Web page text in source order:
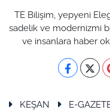
TE Bilişim, yepyeni
sadelik ve modernizmi
ve insanlara haber
KEŞAN E-